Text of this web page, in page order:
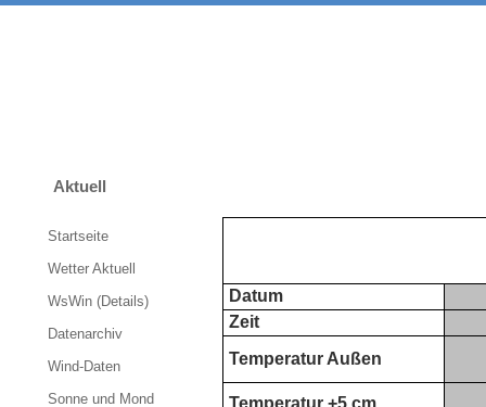
Aktuell
Datum
Zeit
Temperatur Außen
Temperatur +5 cm
Startseite
Wetter Aktuell
WsWin (Details)
Datenarchiv
Wind-Daten
Sonne und Mond